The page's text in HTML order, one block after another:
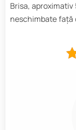
Brisa,
neschimbate față